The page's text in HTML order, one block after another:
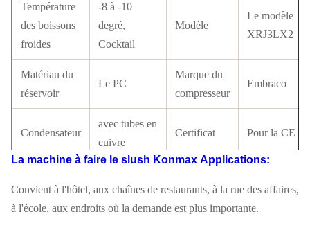
Température
des boissons
froides
-8 à -10
degré,
Cocktail
Modèle
Le modèle
XRJ3LX2
Matériau du
réservoir
Le PC
Marque du
compresseur
Embraco
Condensateur
avec tubes en
cuivre
Certificat Pour la CE
LCD
La machine à faire le slush Konmax Applications:
Convient à l'hôtel, aux chaînes de restaurants, à la rue des affaires,
à l'école, aux endroits où la demande est plus importante.